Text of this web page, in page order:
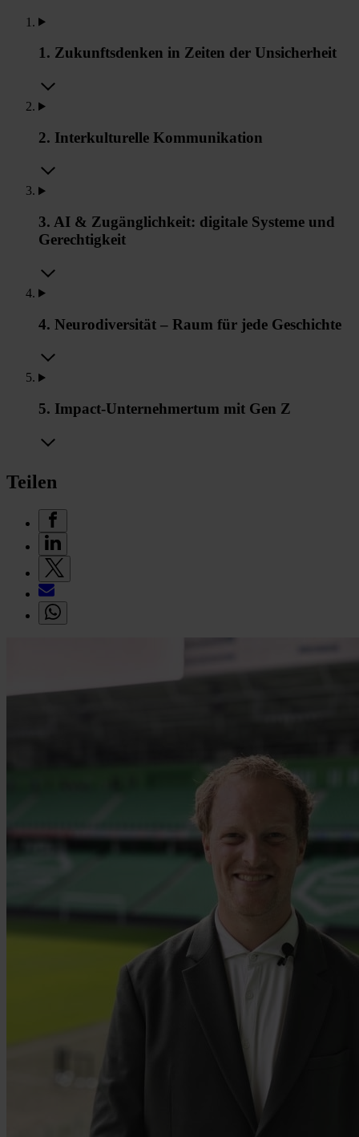
1. Zukunftsdenken in Zeiten der Unsicherheit
2. Interkulturelle Kommunikation
3. AI & Zugänglichkeit: digitale Systeme und
Gerechtigkeit
4. Neurodiversität – Raum für jede Geschichte
5. Impact-Unternehmertum mit Gen Z
Teilen